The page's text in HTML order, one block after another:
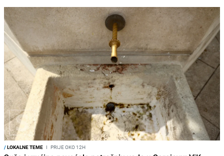
/LOKALNE TEME I PRIJE OKO 12H